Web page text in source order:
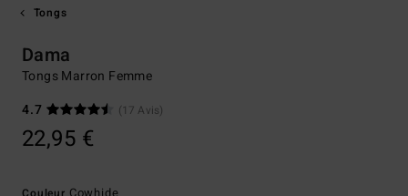
Tongs
Dama
Tongs Marron Femme
4.7
(17 Avis)
22,95 €